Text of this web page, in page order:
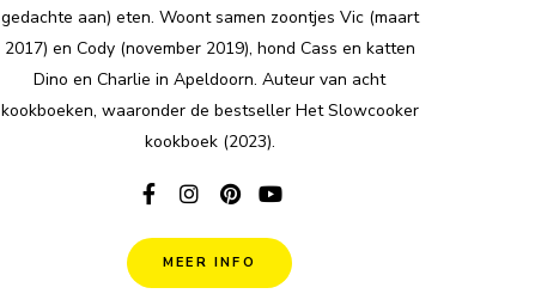
gedachte aan) eten. Woont samen zoontjes Vic (maart
2017) en Cody (november 2019), hond Cass en katten
Dino en Charlie in Apeldoorn. Auteur van acht
kookboeken, waaronder de bestseller Het Slowcooker
kookboek (2023).
MEER INFO